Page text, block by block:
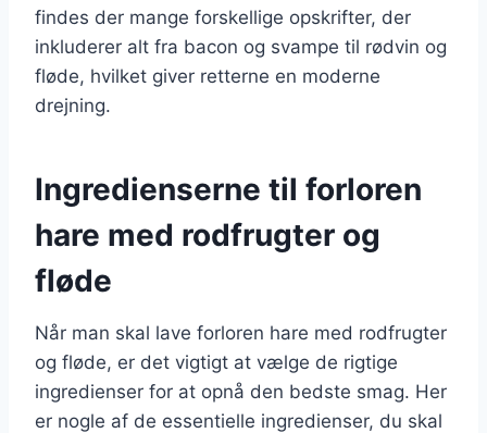
findes der mange forskellige opskrifter, der
inkluderer alt fra bacon og svampe til rødvin og
fløde, hvilket giver retterne en moderne
drejning.
Ingredienserne til forloren
hare med rodfrugter og
fløde
Når man skal lave forloren hare med rodfrugter
og fløde, er det vigtigt at vælge de rigtige
ingredienser for at opnå den bedste smag. Her
er nogle af de essentielle ingredienser, du skal